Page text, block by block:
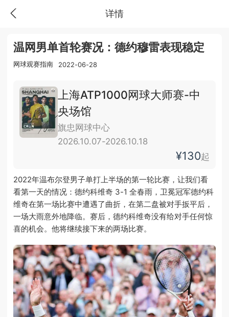
详情
温网男单首轮赛况：德约穆雷表现稳定
网球观赛指南 2022-06-28
上海ATP1000网球大师赛-中
央场馆
旗忠网球中心
2026.10.07-2026.10.18
¥130起
2022年温布尔登男子单打上半场的第一轮比赛，让我们看
看第一天的情况：德约科维奇 3-1 全春雨，卫冕冠军德约科
维奇在第一场比赛中遭遇了曲折，在第二盘被对手扳平后，
一场大雨意外地降临。赛后，德约科维奇没有给对手任何惊
喜的机会。他将继续接下来的两场比赛。